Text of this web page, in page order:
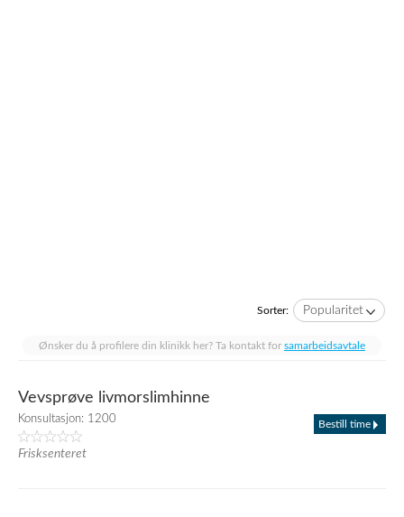
Sorter: Popularitet
Ønsker du å profilere din klinikk her? Ta kontakt for samarbeidsavtale
Vevsprøve livmorslimhinne
Konsultasjon: 1200
Frisksenteret
Bestill time